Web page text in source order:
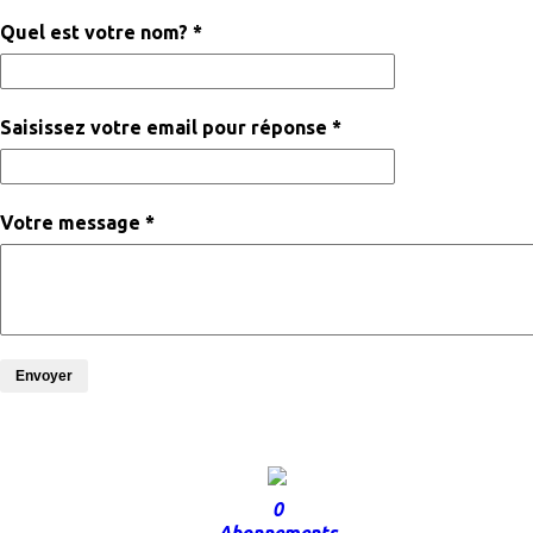
Quel est votre nom? *
Saisissez votre email pour réponse *
Votre message *
Envoyer
0